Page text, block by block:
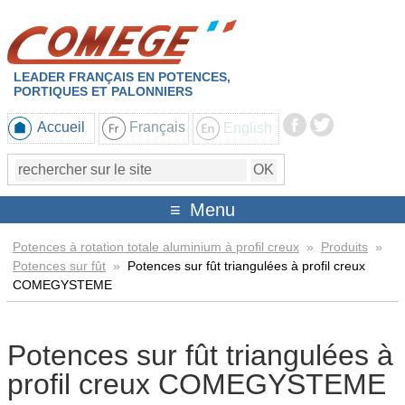
LEADER FRANÇAIS EN POTENCES,
PORTIQUES ET PALONNIERS
Accueil Français English
Menu
Potences à rotation totale aluminium à profil creux » Produits »
Potences sur fût » Potences sur fût triangulées à profil creux
COMEGYSTEME
Potences sur fût triangulées à
profil creux COMEGYSTEME